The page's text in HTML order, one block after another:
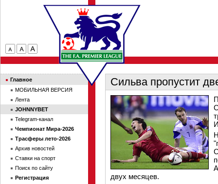
Сильва пропустит
двух месяцев.
Главное
МОБИЛЬНАЯ ВЕРСИЯ
Лента
JOHNNYBET
Telegram-канал
Чемпионат Мира-2026
Трасферы лето-2026
Архив новостей
Ставки на спорт
Поиск по сайту
Регистрация